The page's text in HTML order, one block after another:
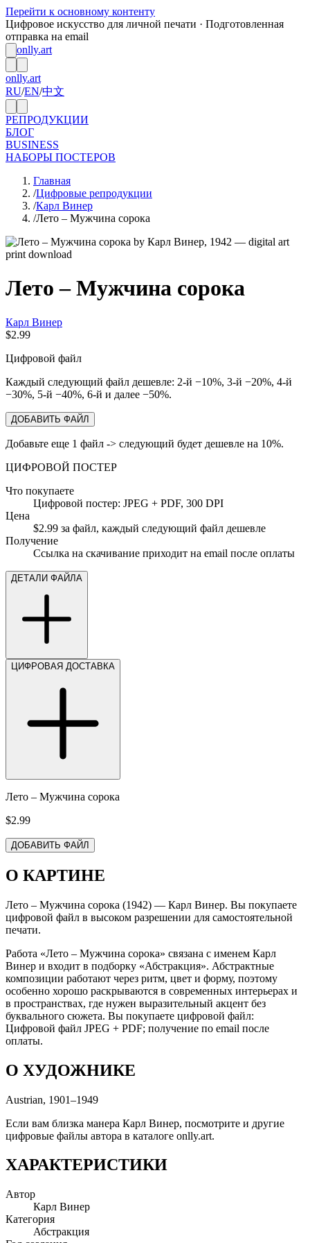
Перейти к основному контенту
Цифровое искусство для личной печати · Подготовленная
отправка на email
onlly.art
onlly.art
RU/EN/中文
РЕПРОДУКЦИИ
БЛОГ
BUSINESS
НАБОРЫ ПОСТЕРОВ
Главная
/Цифровые репродукции
/Карл Винер
/Лето – Мужчина сорока
Лето – Мужчина сорока
Карл Винер
$2.99
Цифровой файл
Каждый следующий файл дешевле: 2-й −10%, 3-й −20%, 4-й
−30%, 5-й −40%, 6-й и далее −50%.
ДОБАВИТЬ ФАЙЛ
Добавьте еще 1 файл -> следующий будет дешевле на 10%.
ЦИФРОВОЙ ПОСТЕР
Что покупаете
Цифровой постер: JPEG + PDF, 300 DPI
Цена
$2.99 за файл, каждый следующий файл дешевле
Получение
Ссылка на скачивание приходит на email после оплаты
ДЕТАЛИ ФАЙЛА
ЦИФРОВАЯ ДОСТАВКА
Лето – Мужчина сорока
$2.99
ДОБАВИТЬ ФАЙЛ
О КАРТИНЕ
Лето – Мужчина сорока (1942) — Карл Винер. Вы покупаете
цифровой файл в высоком разрешении для самостоятельной
печати.
Работа «Лето – Мужчина сорока» связана с именем Карл
Винер и входит в подборку «Абстракция». Абстрактные
композиции работают через ритм, цвет и форму, поэтому
особенно хорошо раскрываются в современных интерьерах и
в пространствах, где нужен выразительный акцент без
буквального сюжета. Вы покупаете цифровой файл:
Цифровой файл JPEG + PDF; получение по email после
оплаты.
О ХУДОЖНИКЕ
Austrian, 1901–1949
Если вам близка манера Карл Винер, посмотрите и другие
цифровые файлы автора в каталоге onlly.art.
ХАРАКТЕРИСТИКИ
Автор
Карл Винер
Категория
Абстракция